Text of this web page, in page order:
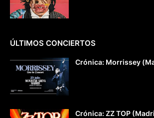
ÚLTIMOS CONCIERTOS
Crónica: Morrissey
Crónica: ZZ TOP